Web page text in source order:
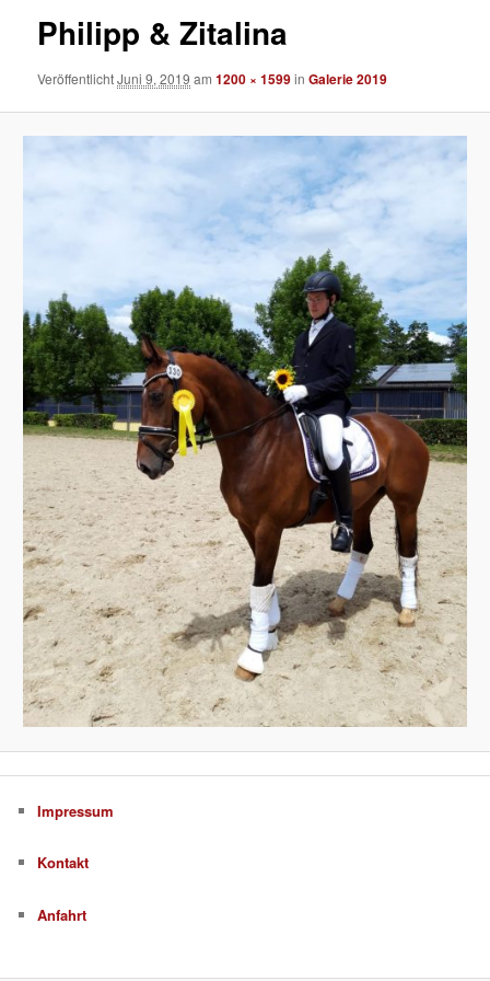
Philipp & Zitalina
VeröffentlichtJuni 9, 2019 am1200 × 1599inGalerie 2019
Impressum
Kontakt
Anfahrt